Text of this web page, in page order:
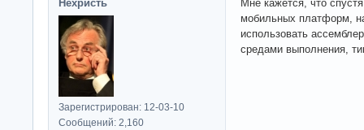
Нехристь
Зарегистрирован: 12-03-10
Сообщений: 2,160
Мне кажется, что
мобильных платформ,
использовать
средами выполнения,